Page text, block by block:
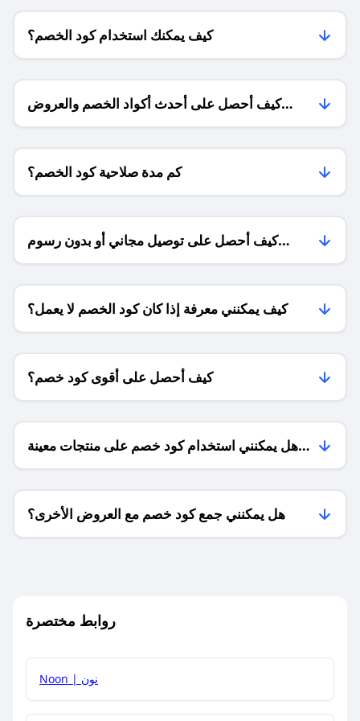
كيف يمكنك استخدام كود الخصم؟
كيف أحصل على أحدث أكواد الخصم والعروض
للمتاجر؟
كم مدة صلاحية كود الخصم؟
كيف أحصل على توصيل مجاني أو بدون رسوم
الشحن ؟
كيف يمكنني معرفة إذا كان كود الخصم لا يعمل؟
كيف أحصل على أقوى كود خصم؟
هل يمكنني استخدام كود خصم على منتجات معينة
فقط؟
هل يمكنني جمع كود خصم مع العروض الأخرى؟
روابط مختصرة
Noon | نون